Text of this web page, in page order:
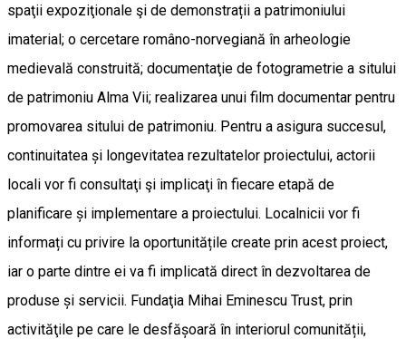
spaţii expoziţionale şi de demonstrații a patrimoniului
imaterial; o cercetare româno-norvegiană în arheologie
medievală construită; documentaţie de fotogrametrie a sitului
de patrimoniu Alma Vii; realizarea unui film documentar pentru
promovarea sitului de patrimoniu. Pentru a asigura succesul,
continuitatea și longevitatea rezultatelor proiectului, actorii
locali vor fi consultaţi şi implicaţi în fiecare etapă de
planificare și implementare a proiectului. Localnicii vor fi
informați cu privire la oportunitățile create prin acest proiect,
iar o parte dintre ei va fi implicată direct în dezvoltarea de
produse și servicii. Fundaţia Mihai Eminescu Trust, prin
activităţile pe care le desfășoară în interiorul comunității,